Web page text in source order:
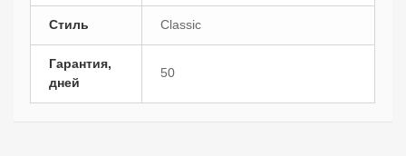
Стиль Classic
Гарантия,
дней
50